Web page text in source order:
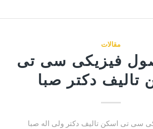
مقالات
فیزیکی سی تی
تالیف دکتر صبا
سی تی اسکن تالیف دکتر ولی اله صبا